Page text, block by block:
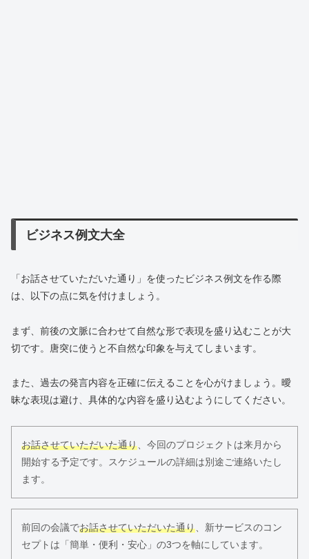
ビジネス例文大全
「お話させていただいた通り」を使ったビジネス例文を作る際
は、以下の点に気を付けましょう。
まず、前後の文脈に合わせて自然な形で表現を盛り込むことが大
切です。唐突に使うと不自然な印象を与えてしまいます。
また、過去の発言内容を正確に伝えることを心がけましょう。曖
昧な表現は避け、具体的な内容を盛り込むようにしてください。
お話させていただいた通り 、今回のプロジェクトは来月から
開始する予定です。スケジュールの詳細は別途ご連絡いたし
ます。
前回の会議でお話させていただいた通り 、新サービスのコン
セプトは「簡単・便利・安心」の3つを軸にしています。